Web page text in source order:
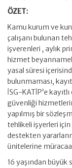
ÖZET:
Kamu kurum ve
çalışanı bulunan
işverenleri , aylık
hizmet
yasal süresi
bulunmaması, kayıt
İSG-KATİP’e
güvenliği
yapılmış bir
tehlikeli işyerleri
destekten
ünitelerine
16 yaşından büyük